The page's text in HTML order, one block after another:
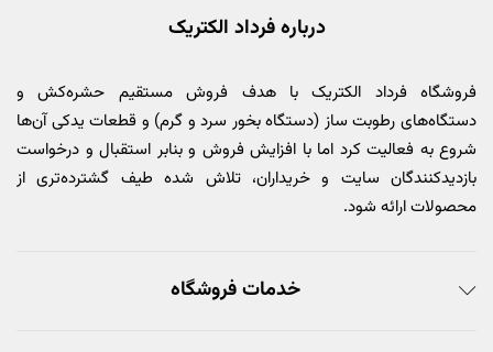
درباره فرداد الکتریک
فروشگاه فرداد الکتریک با هدف فروش مستقیم حشره‌کش و
دستگاه‌های رطوبت ساز (دستگاه بخور سرد و گرم) و قطعات یدکی آن‌ها
شروع به فعالیت کرد اما با افزایش فروش و بنابر استقبال و درخواست
بازدیدکنندگان سایت و خریداران، تلاش شده طیف گشترده‌تری از
محصولات ارائه شود.
خدمات فروشگاه